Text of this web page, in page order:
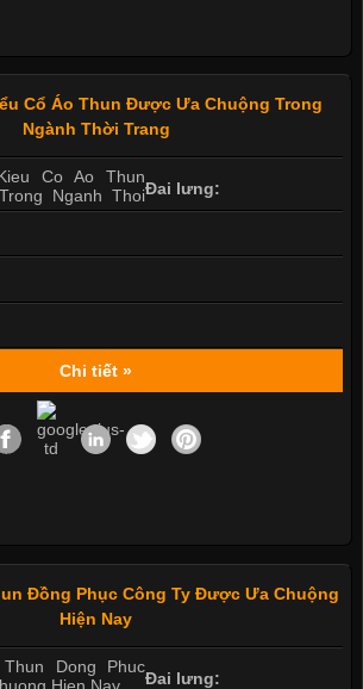
Cổ Áo Thun Được Ưa Chuộng Trong
Ngành Thời Trang
Đai lưng:
Chi tiết »
Đồng Phục Công Ty Được Ưa Chuộng
Hiện Nay
Đai lưng: